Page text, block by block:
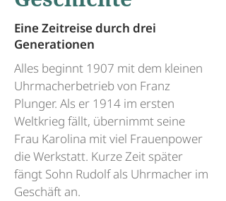
Eine Zeitreise durch drei
Generationen
Alles beginnt 1907 mit dem kleinen
Uhrmacherbetrieb von Franz
Plunger. Als er 1914 im ersten
Weltkrieg fällt, übernimmt seine
Frau Karolina mit viel Frauenpower
die Werkstatt. Kurze Zeit später
fängt Sohn Rudolf als Uhrmacher im
Geschäft an.